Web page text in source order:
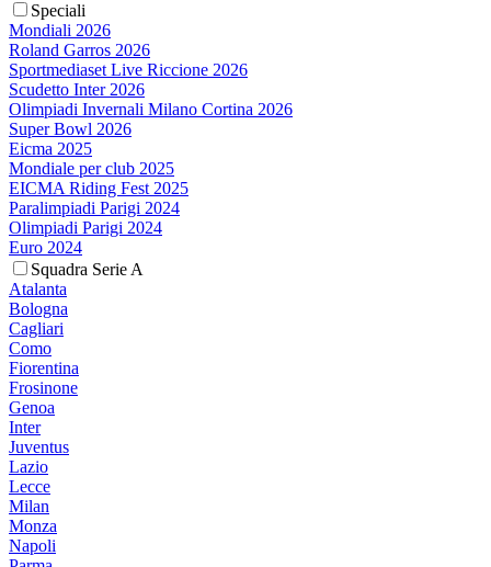
Speciali
Mondiali 2026
Roland Garros 2026
Sportmediaset Live Riccione 2026
Scudetto Inter 2026
Olimpiadi Invernali Milano Cortina 2026
Super Bowl 2026
Eicma 2025
Mondiale per club 2025
EICMA Riding Fest 2025
Paralimpiadi Parigi 2024
Olimpiadi Parigi 2024
Euro 2024
Squadra Serie A
Atalanta
Bologna
Cagliari
Como
Fiorentina
Frosinone
Genoa
Inter
Juventus
Lazio
Lecce
Milan
Monza
Napoli